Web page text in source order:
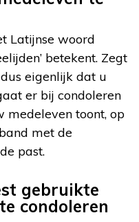
Latijnse woord
betekent. Zegt
eigenlijk dat u
er bij condoleren
medeleven toont, op
met de
past.
gebruikte
condoleren